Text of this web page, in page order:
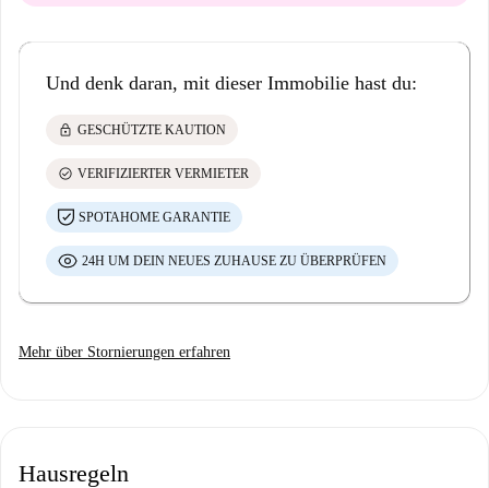
Und denk daran, mit dieser Immobilie hast du:
lock GESCHÜTZTE KAUTION
check_circle VERIFIZIERTER VERMIETER
SPOTAHOME GARANTIE
24H UM DEIN NEUES ZUHAUSE ZU ÜBERPRÜFEN
Mehr über Stornierungen erfahren
Hausregeln